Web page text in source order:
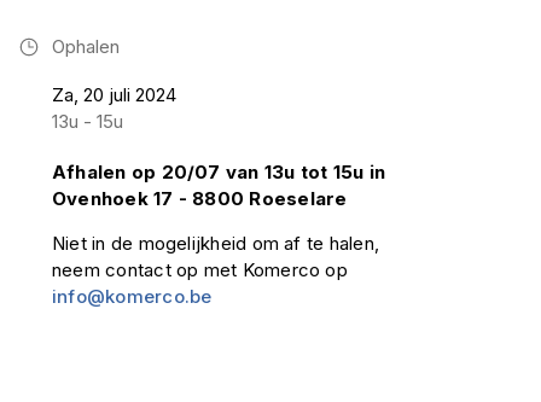
Ophalen
Za, 20 juli 2024
13u - 15u
Afhalen op 20/07 van 13u tot 15u in
Ovenhoek 17 - 8800 Roeselare
Niet in de mogelijkheid om af te halen,
neem contact op met Komerco op
info@komerco.be